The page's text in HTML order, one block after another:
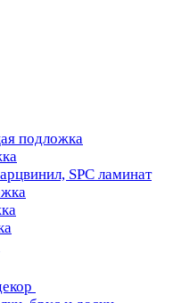
подложка
SPC ламинат